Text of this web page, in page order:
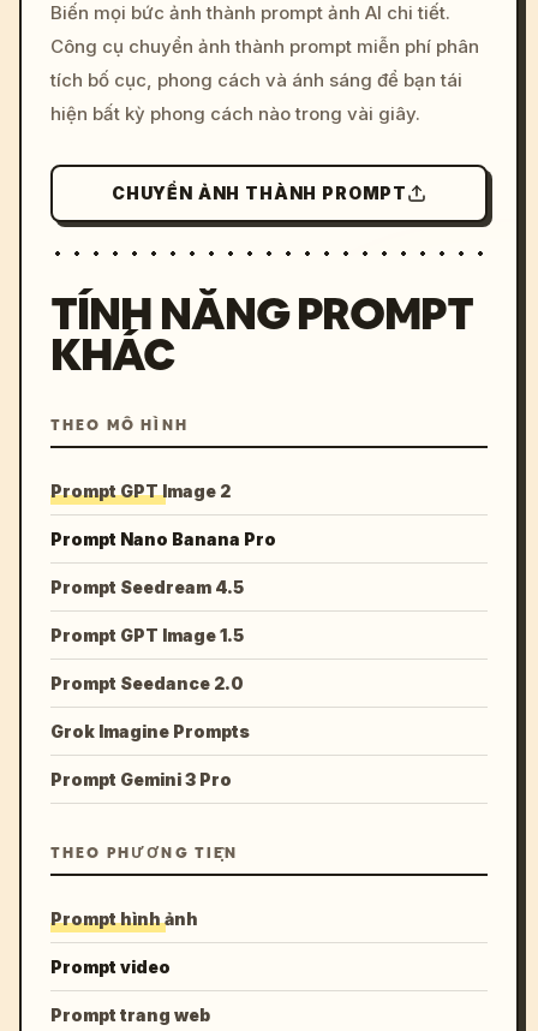
c, cyberpunk sunset, neon
colors, 8k --v 6.0
Biến mọi bức ảnh thành prompt ảnh AI chi tiết.
Công cụ chuyển ảnh thành prompt miễn phí phân
tích bố cục, phong cách và ánh sáng để bạn tái
hiện bất kỳ phong cách nào trong vài giây.
CHUYỂN ẢNH THÀNH PROMPT
TÍNH NĂNG PROMPT
KHÁC
THEO MÔ HÌNH
Prompt GPT Image 2
Prompt Nano Banana Pro
Prompt Seedream 4.5
Prompt GPT Image 1.5
Prompt Seedance 2.0
Grok Imagine Prompts
Prompt Gemini 3 Pro
THEO PHƯƠNG TIỆN
Prompt hình ảnh
Prompt video
Prompt trang web